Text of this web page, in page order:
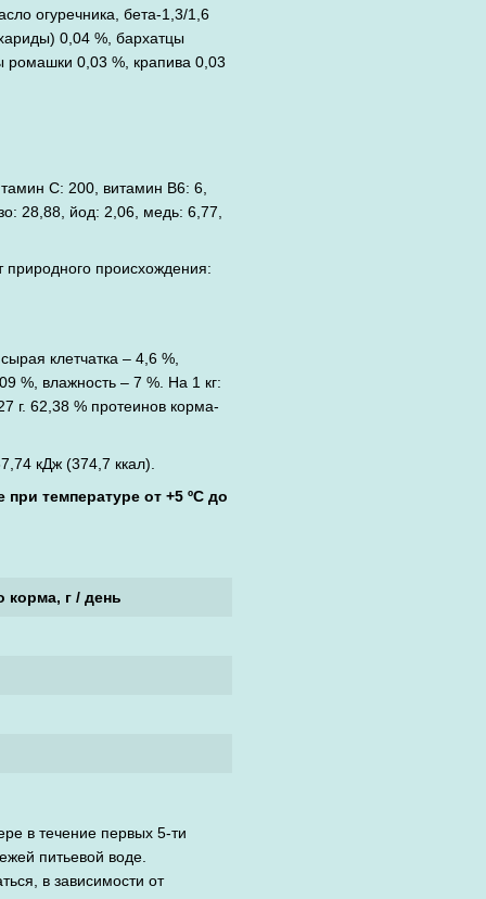
огуречника, бета-1,3/1,6
0,04 %, бархатцы
ромашки 0,03 %, крапива 0,03
С: 200, витамин B6: 6,
28,88, йод: 2,06, медь: 6,77,
природного происхождения:
клетчатка – 4,6 %,
%, влажность – 7 %. На 1 кг:
г. 62,38 % протеинов корма-
кДж (374,7 ккал).
температуре от +5 ºС до
корма, г / день
в течение первых 5-ти
питьевой воде.
в зависимости от